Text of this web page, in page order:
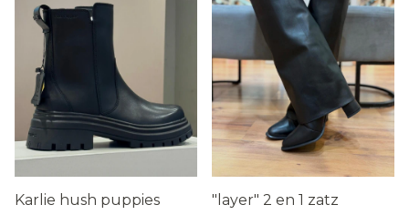
Karlie hush puppies "layer" 2 en 1 zatz